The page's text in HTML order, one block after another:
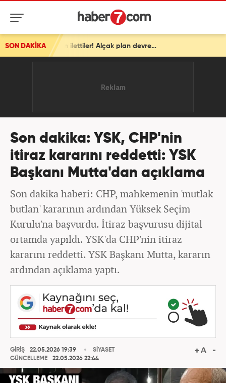
SON DAKİKA İsrail'den ortalığı karıştıracak Gazze kararı! ABD'ye resmen ilettiler! Alçak plan devrede
Son dakika: YSK, CHP'nin
itiraz kararını reddetti: YSK
Başkanı Mutta'dan açıklama
Son dakika haberi: CHP, mahkemenin 'mutlak
butlan' kararının ardından Yüksek Seçim
Kurulu'na başvurdu. İtiraz başvurusu dijital
ortamda yapıldı. YSK'da CHP'nin itiraz
kararını reddetti. YSK Başkanı Mutta, kararın
ardından açıklama yaptı.
GİRİŞ
22.05.2026 19:39
GÜNCELLEME
22.05.2026 22:44
SİYASET